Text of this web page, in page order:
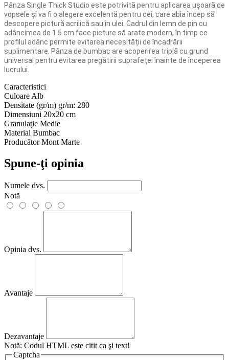
Pânza Single Thick Studio este potrivită pentru aplicarea ușoară de
vopsele și va fi o alegere excelentă pentru cei, care abia încep să
descopere pictură acrilică sau în ulei. Cadrul din lemn de pin cu
adâncimea de 1.5 cm face picture să arate modern, în timp ce
profilul adânc permite evitarea necesității de încadrării
suplimentare. Pânza de bumbac are acoperirea triplă cu grund
universal pentru evitarea pregătirii suprafeței înainte de începerea
lucrului.
Caracteristici
Culoare Alb
Densitate (gr/m) gr/m: 280
Dimensiuni 20х20 cm
Granulație Medie
Material Bumbac
Producător Mont Marte
Spune-ţi opinia
Numele dvs.
Notă
Opinia dvs.
Avantaje
Dezavantaje
Notă: Codul HTML este citit ca şi text!
Captcha